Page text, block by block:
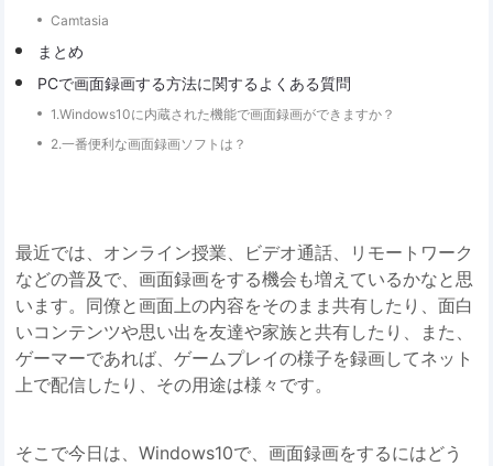
Camtasia
まとめ
PCで画面録画する方法に関するよくある質問
1.Windows10に内蔵された機能で画面録画ができますか？
2.一番便利な画面録画ソフトは？
最近では、オンライン授業、ビデオ通話、リモートワーク
などの普及で、画面録画をする機会も増えているかなと思
います。同僚と画面上の内容をそのまま共有したり、面白
いコンテンツや思い出を友達や家族と共有したり、また、
ゲーマーであれば、ゲームプレイの様子を録画してネット
上で配信したり、その用途は様々です。
そこで今日は、Windows10で、画面録画をするにはどう